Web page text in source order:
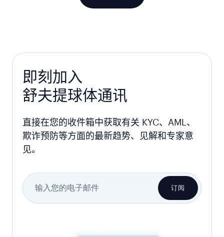
即刻加入
舒夫提球体通讯
直接在您的收件箱中获取有关 KYC、AML、
欺诈预防等方面的最新趋势、见解和专家意
见。